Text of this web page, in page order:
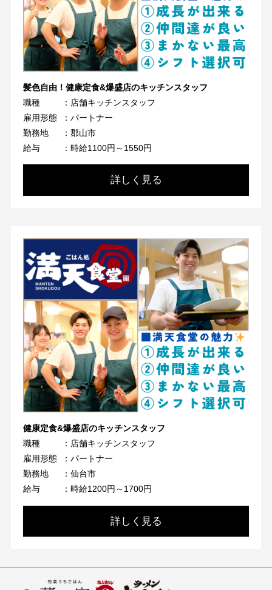
髪色自由！健康定食&爆盛店のキッチンスタッフ
職種
：店舗キッチンスタッフ
雇用形態
：パートナー
勤務地
：郡山市
給与
：時給1100円～1550円
詳しく見る
健康定食&爆盛店のキッチンスタッフ
職種
：店舗キッチンスタッフ
雇用形態
：パートナー
勤務地
：仙台市
給与
：時給1200円～1700円
詳しく見る